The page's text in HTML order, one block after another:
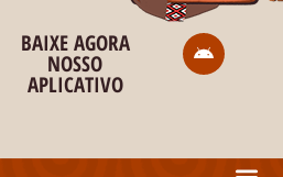
BAIXE AGORA
NOSSO
APLICATIVO